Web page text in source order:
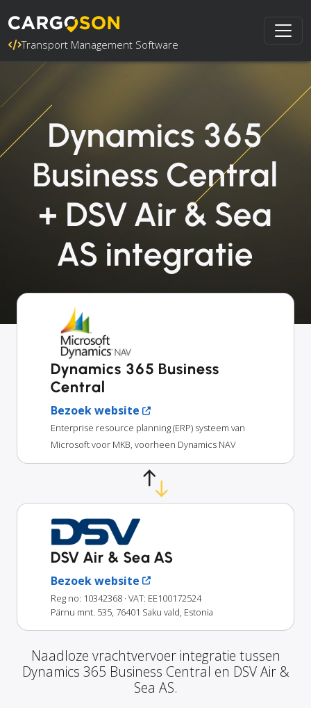
Transport Management Software
Dynamics 365
Business Central
+ DSV Air & Sea
AS integratie
Dynamics 365 Business
Central
Bezoek website
Enterprise resource planning (ERP) systeem van
Microsoft voor MKB, voorheen Dynamics NAV
DSV Air & Sea AS
Bezoek website
Reg no: 10342368 · VAT: EE100172524
Pärnu mnt. 535, 76401 Saku vald, Estonia
Naadloze vrachtvervoer integratie tussen
Dynamics 365 Business Central en DSV Air &
Sea AS.